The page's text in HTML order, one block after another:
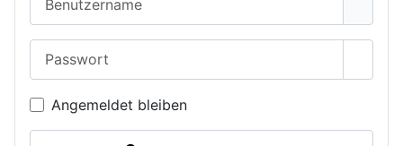
Angemeldet bleiben